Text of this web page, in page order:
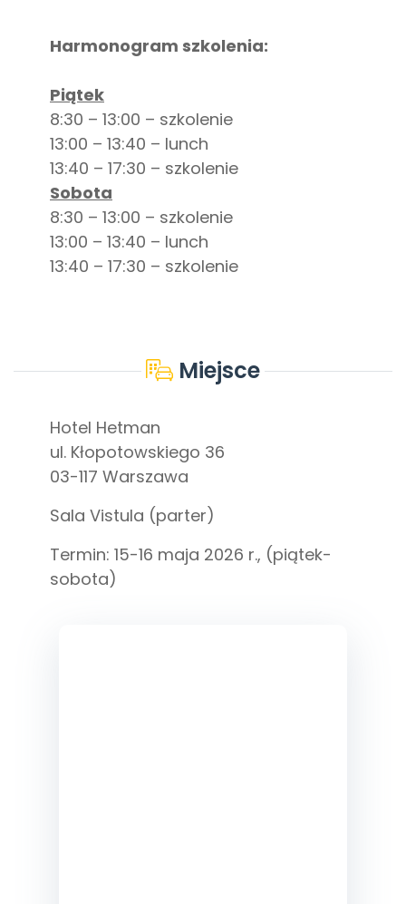
Harmonogram szkolenia:
Piątek
8:30 – 13:00 – szkolenie
13:00 – 13:40 – lunch
13:40 – 17:30 – szkolenie
Sobota
8:30 – 13:00 – szkolenie
13:00 – 13:40 – lunch
13:40 – 17:30 – szkolenie
Miejsce
Hotel Hetman
ul. Kłopotowskiego 36
03-117 Warszawa
Sala Vistula (parter)
Termin: 15-16 maja 2026 r., (piątek-
sobota)